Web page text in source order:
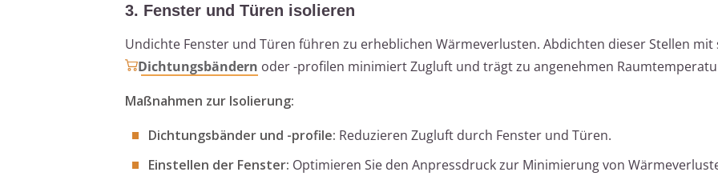
3. Fenster und Türen isolieren
Undichte Fenster und Türen führen zu erheblichen Wärmeverlusten. Abdichten dieser Stellen mit
Dichtungsbändern oder -profilen minimiert Zugluft und trägt zu angenehmen
Maßnahmen zur Isolierung:
Dichtungsbänder und -profile: Reduzieren Zugluft durch Fenster und Türen.
Einstellen der Fenster: Optimieren Sie den Anpressdruck zur Minimierung von